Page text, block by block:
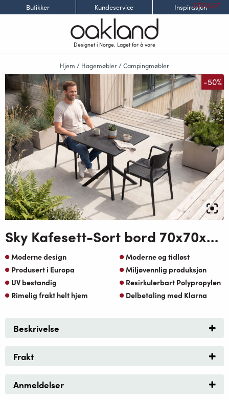
Butikker Kundeservice Inspirasjon
Designet i Norge. Laget for å vare
Hjem / Hagemøbler /Campingmøbler
-50%
Sky Kafesett-Sort bord 70x70xH74
Moderne design
Moderne og tidløst
Produsert i Europa
Miljøvennlig produksjon
UV bestandig
Resirkulerbart Polypropylen
Rimelig frakt helt hjem
Delbetaling med Klarna
UTSOLGT
Beskrivelse
Frakt
Anmeldelser